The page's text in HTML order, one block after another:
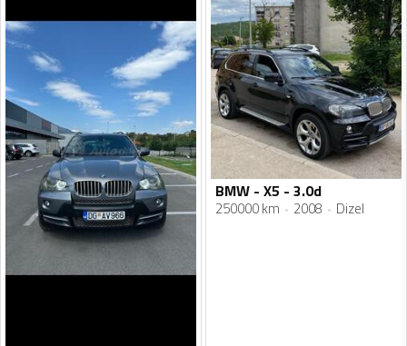
BMW - X5 - 3.0d
250000 km 2008 Dizel